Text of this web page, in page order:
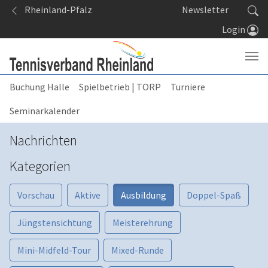
Springe zum Seiteninhalt
Rheinland-Pfalz
Newsletter
Login
Buchung Halle Spielbetrieb | TORP
Turniere
Seminarkalender
Nachrichten
Kategorien
Vorschau Aktive Ausbildung Doppel-Spaß
Jüngstensichtung Meisterehrung
Mini-Midfeld-Tour Mixed-Runde